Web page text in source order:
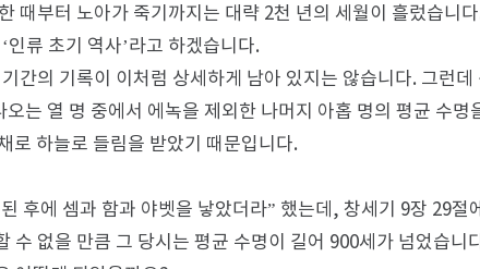
때부터 노아가 죽기까지는 대략 2천 년의 세월이 흘렀습니
인류 초기 역사’라고 하겠습니다.
간의 기록이 이처럼 상세하게 남아 있지는 않습니다. 그런
오는 열 명 중에서 에녹을 제외한 나머지 아홉 명의 평균 수
로 하늘로 들림을 받았기 때문입니다.
후에 셈과 함과 야벳을 낳았더라” 했는데, 창세기 9장 29
수 없을 만큼 그 당시는 평균 수명이 길어 900세가 넘었습니